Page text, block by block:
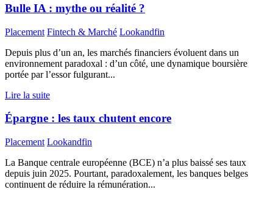
Bulle IA : mythe ou réalité ?
Placement Fintech & Marché Lookandfin
Depuis plus d’un an, les marchés financiers évoluent dans un
environnement paradoxal : d’un côté, une dynamique boursière
portée par l’essor fulgurant...
Lire la suite
Épargne : les taux chutent encore
Placement Lookandfin
La Banque centrale européenne (BCE) n’a plus baissé ses taux
depuis juin 2025. Pourtant, paradoxalement, les banques belges
continuent de réduire la rémunération...